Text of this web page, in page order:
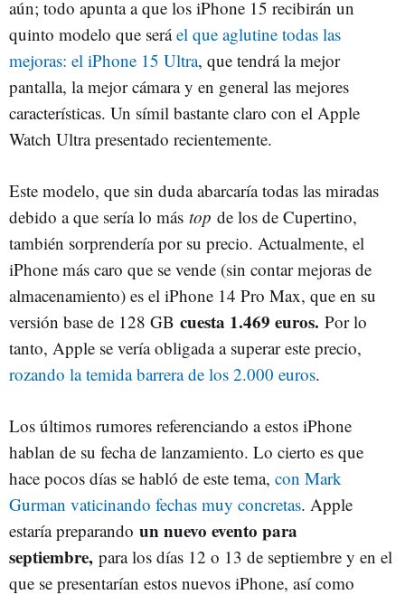
aún; todo apunta a que los iPhone 15 recibirán un
quinto modelo que seráel que aglutine todas las
mejoras: el iPhone 15 Ultra, que tendrá la mejor
pantalla, la mejor cámara y en general las mejores
características. Un símil bastante claro con el Apple
Watch Ultra presentado recientemente.
Este modelo, que sin duda abarcaría todas las miradas
debido a que sería lo más top de los de Cupertino,
también sorprendería por su precio. Actualmente, el
iPhone más caro que se vende (sin contar mejoras de
almacenamiento) es el iPhone 14 Pro Max, que en su
versión base de 128 GB cuesta 1.469 euros. Por lo
tanto, Apple se vería obligada a superar este precio,
rozando la temida barrera de los 2.000 euros.
Los últimos rumores referenciando a estos iPhone
hablan de su fecha de lanzamiento. Lo cierto es que
hace pocos días se habló de este tema, con Mark
Gurman vaticinando fechas muy concretas. Apple
estaría preparando un nuevo evento para
septiembre, para los días 12 o 13 de septiembre y en el
que se presentarían estos nuevos iPhone, así como